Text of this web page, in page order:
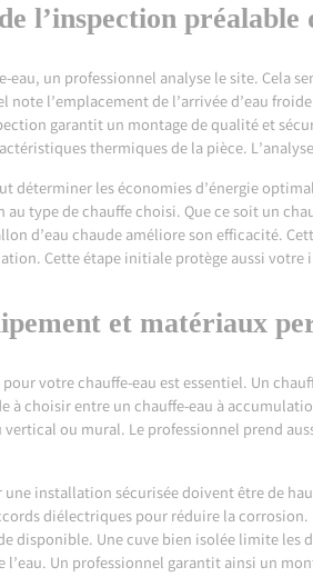
l’inspection
eau, un professionnel analyse le site. Cela
note l’emplacement de l’arrivée d’eau
garantit un montage de qualité et
thermiques de la pièce.
déterminer les économies d’énergie
type de chauffe choisi. Que ce soit un
d’eau chaude améliore son efficacité.
Cette étape initiale protège aussi votre
et matériaux
votre chauffe-eau est essentiel. Un
à choisir entre un chauffe-eau à
ou mural. Le professionnel prend
une installation sécurisée doivent être de
diélectriques pour réduire la
disponible. Une cuve bien isolée limite
l’eau. Un professionnel garantit ainsi un